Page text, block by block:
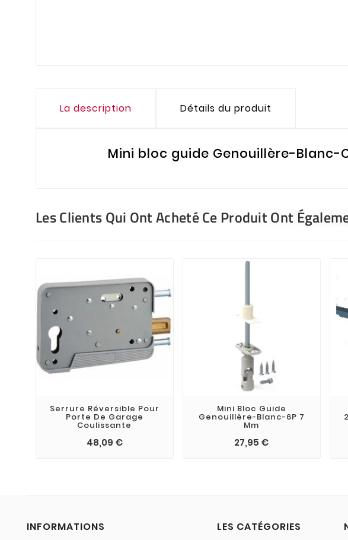
La description Détails du produit
Mini bloc guide Genouillère-Blanc-
Les Clients Qui Ont Acheté Ce Produit Ont
Serrure Réversible Pour
Porte De Garage
Coulissante
48,09 €
Mini Bloc Guide
Genouillère-Blanc-6P 7
Mm
27,95 €
INFORMATIONS LES CATÉGORIES